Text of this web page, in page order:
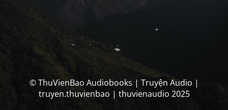
© ThuVienBao Audiobooks | Truyện Audio |
truyen.thuvienbao | thuvienaudio 2025